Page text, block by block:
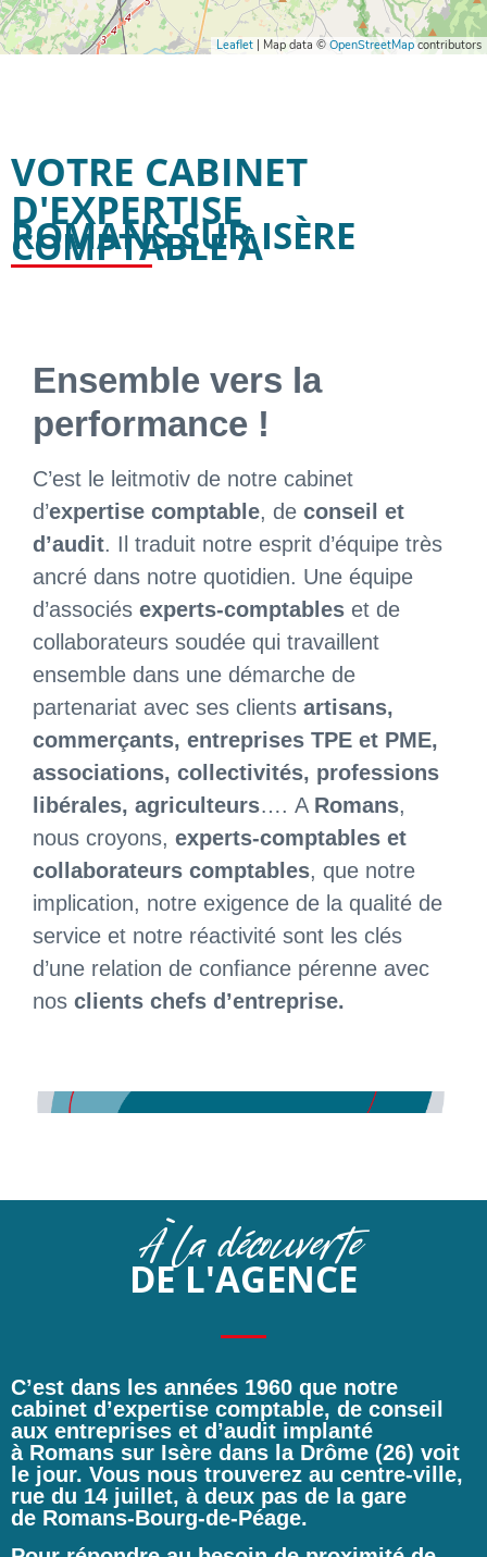
Leaflet | Map data © OpenStreetMap contributors
VOTRE CABINET
D'EXPERTISE
COMPTABLE À
ROMANS SUR ISÈRE
Ensemble vers la
performance !
C’est le leitmotiv de notre cabinet
d’expertise comptable, de conseil et
d’audit. Il traduit notre esprit d’équipe très
ancré dans notre quotidien. Une équipe
d’associés experts-comptables et de
collaborateurs soudée qui travaillent
ensemble dans une démarche de
partenariat avec ses clients artisans,
commerçants, entreprises TPE et PME,
associations, collectivités, professions
libérales, agriculteurs…. A Romans,
nous croyons, experts-comptables et
collaborateurs comptables, que notre
implication, notre exigence de la qualité de
service et notre réactivité sont les clés
d’une relation de confiance pérenne avec
nos clients chefs d’entreprise.
À la découverte
DE L'AGENCE
C’est dans les années 1960 que notre
cabinet d’expertise comptable, de conseil
aux entreprises et d’audit implanté
àRomans sur Isère dans laDrôme (26) voit
le jour. Vous nous trouverez au centre-ville,
rue du 14 juillet, à deux pas de la gare
de Romans-Bourg-de-Péage.